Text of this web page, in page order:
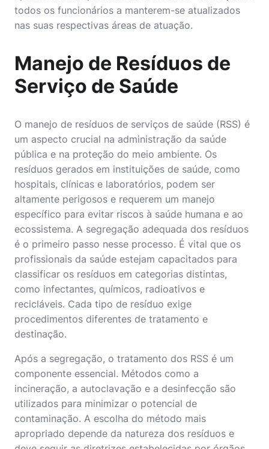
todos os funcionários a manterem-se atualizados
nas suas respectivas áreas de atuação.
Manejo de Resíduos de
Serviço de Saúde
O manejo de resíduos de serviços de saúde (RSS) é
um aspecto crucial na administração da saúde
pública e na proteção do meio ambiente. Os
resíduos gerados em instituições de saúde, como
hospitais, clínicas e laboratórios, podem ser
altamente perigosos e requerem um manejo
específico para evitar riscos à saúde humana e ao
ecossistema. A segregação adequada dos resíduos
é o primeiro passo nesse processo. É vital que os
profissionais da saúde estejam capacitados para
classificar os resíduos em categorias distintas,
como infectantes, químicos, radioativos e
recicláveis. Cada tipo de resíduo exige
procedimentos diferentes de tratamento e
destinação.
Após a segregação, o tratamento dos RSS é um
componente essencial. Métodos como a
incineração, a autoclavação e a desinfecção são
utilizados para minimizar o potencial de
contaminação. A escolha do método mais
apropriado depende da natureza dos resíduos e